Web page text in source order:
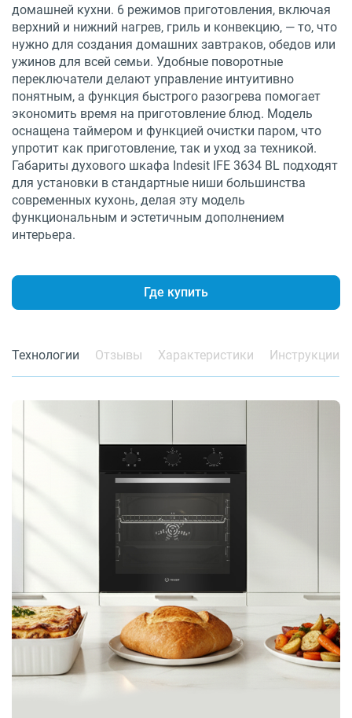
домашней кухни. 6 режимов приготовления, включая
верхний и нижний нагрев, гриль и конвекцию, — то, что
нужно для создания домашних завтраков, обедов или
ужинов для всей семьи. Удобные поворотные
переключатели делают управление интуитивно
понятным, а функция быстрого разогрева помогает
экономить время на приготовление блюд. Модель
оснащена таймером и функцией очистки паром, что
упротит как приготовление, так и уход за техникой.
Габариты духового шкафа Indesit IFE 3634 BL подходят
для установки в стандартные ниши большинства
современных кухонь, делая эту модель
функциональным и эстетичным дополнением
интерьера.
Где купить
Технологии Отзывы Характеристики Инструкции